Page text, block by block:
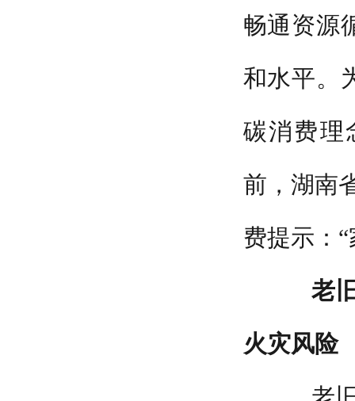
畅通资源
和水平。
碳消费理
前，湖南
费提示：
老
火灾风险